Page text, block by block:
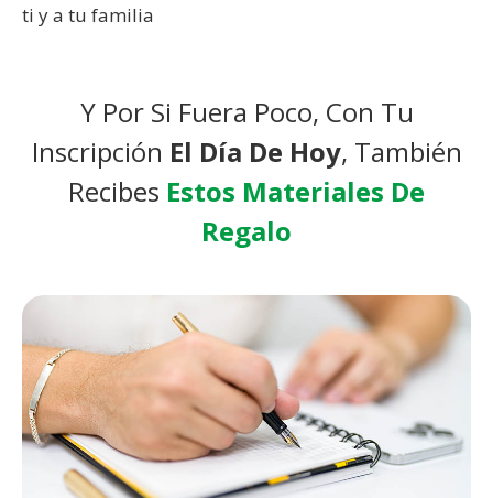
ti y a tu familia
Y Por Si Fuera Poco, Con Tu
Inscripción El Día De Hoy, También
Recibes Estos Materiales De
Regalo